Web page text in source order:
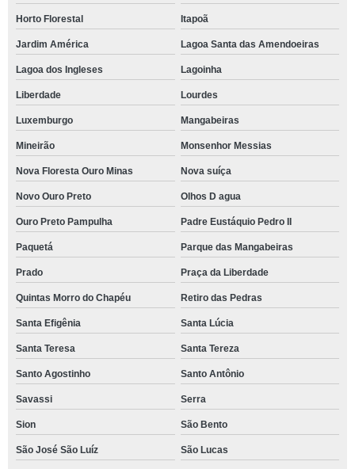
Horto Florestal Itapoã
Jardim América Lagoa Santa das Amendoeiras
Lagoa dos Ingleses Lagoinha
Liberdade Lourdes
Luxemburgo Mangabeiras
Mineirão Monsenhor Messias
Nova Floresta Ouro Minas Nova suíça
Novo Ouro Preto Olhos D agua
Ouro Preto Pampulha Padre Eustáquio Pedro II
Paquetá Parque das Mangabeiras
Prado Praça da Liberdade
Quintas Morro do Chapéu Retiro das Pedras
Santa Efigênia Santa Lúcia
Santa Teresa Santa Tereza
Santo Agostinho Santo Antônio
Savassi Serra
Sion São Bento
São José São Luíz São Lucas